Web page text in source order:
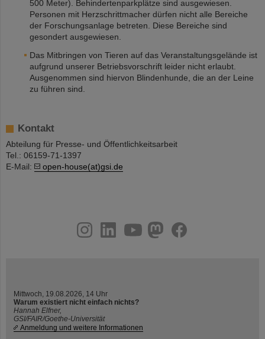
500 Meter). Behindertenparkplätze sind ausgewiesen.
Personen mit Herzschrittmacher dürfen nicht alle Bereiche
der Forschungsanlage betreten. Diese Bereiche sind
gesondert ausgewiesen.
Das Mitbringen von Tieren auf das Veranstaltungsgelände ist
aufgrund unserer Betriebsvorschrift leider nicht erlaubt.
Ausgenommen sind hiervon Blindenhunde, die an der Leine
zu führen sind.
Kontakt
Abteilung für Presse- und Öffentlichkeitsarbeit
Tel.: 06159-71-1397
E-Mail:
open-house(at)gsi.de
youtube
helmholtz.social
facebook
Mittwoch, 19.08.2026, 14 Uhr
Warum existiert nicht einfach nichts?
Hannah Elfner,
GSI/FAIR/Goethe-Universität
Anmeldung und weitere Informationen